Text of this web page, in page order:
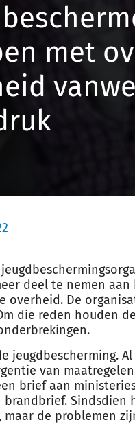
met
deel te nemen
overheid. De
die reden houden
jeugdbescherming.
van
brief aan
brandbrief. Sindsdien
maar de problemen